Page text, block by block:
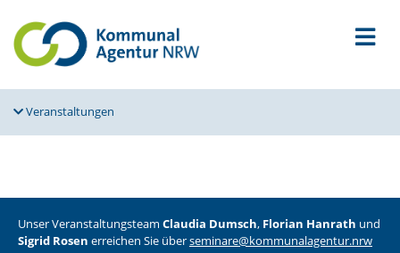
Veran­stal­tungen
Unser Veran­stal­tungsteam Claudia Dumsch, Florian Hanrath und
Sigrid Rosen erreichen Sie überseminare@kommunalagentur.nrw